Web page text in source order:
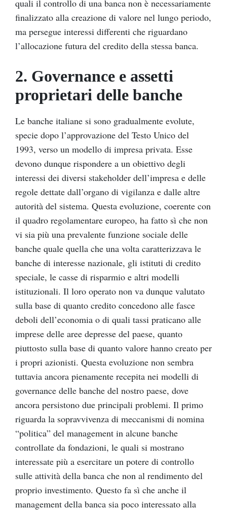
quali il controllo di una banca non è necessariamente
finalizzato alla creazione di valore nel lungo periodo,
ma persegue interessi differenti che riguardano
l’allocazione futura del credito della stessa banca.
2. Governance e assetti
proprietari delle banche
Le banche italiane si sono gradualmente evolute,
specie dopo l’approvazione del Testo Unico del
1993, verso un modello di impresa privata. Esse
devono dunque rispondere a un obiettivo degli
interessi dei diversi stakeholder dell’impresa e delle
regole dettate dall’organo di vigilanza e dalle altre
autorità del sistema. Questa evoluzione, coerente con
il quadro regolamentare europeo, ha fatto sì che non
vi sia più una prevalente funzione sociale delle
banche quale quella che una volta caratterizzava le
banche di interesse nazionale, gli istituti di credito
speciale, le casse di risparmio e altri modelli
istituzionali. Il loro operato non va dunque valutato
sulla base di quanto credito concedono alle fasce
deboli dell’economia o di quali tassi praticano alle
imprese delle aree depresse del paese, quanto
piuttosto sulla base di quanto valore hanno creato per
i propri azionisti. Questa evoluzione non sembra
tuttavia ancora pienamente recepita nei modelli di
governance delle banche del nostro paese, dove
ancora persistono due principali problemi. Il primo
riguarda la sopravvivenza di meccanismi di nomina
“politica” del management in alcune banche
controllate da fondazioni, le quali si mostrano
interessate più a esercitare un potere di controllo
sulle attività della banca che non al rendimento del
proprio investimento. Questo fa sì che anche il
management della banca sia poco interessato alla